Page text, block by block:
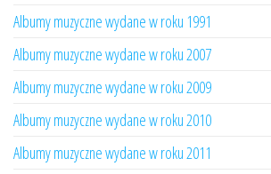
Albumy muzyczne wydane w roku 1991
Albumy muzyczne wydane w roku 2007
Albumy muzyczne wydane w roku 2009
Albumy muzyczne wydane w roku 2010
Albumy muzyczne wydane w roku 2011